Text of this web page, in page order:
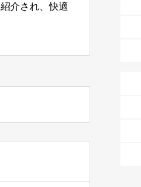
介され、快適